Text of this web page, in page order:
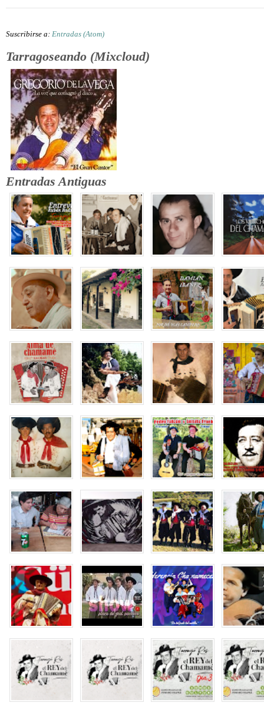
Suscribirse a: Entradas (Atom)
Tarragoseando (Mixcloud)
Entradas Antiguas